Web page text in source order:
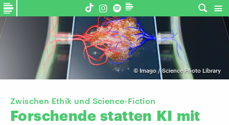
© Imago / Science Photo Library
Zwischen Ethik und Science-Fiction
Forschende statten KI mit